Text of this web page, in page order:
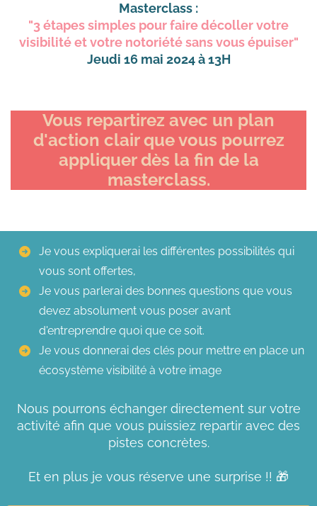
Masterclass :
"3 étapes simples pour faire décoller votre
visibilité et votre notoriété sans vous épuiser"
Jeudi 16 mai 2024 à 13H
Vous repartirez avec un plan
d'action clair que vous pourrez
appliquer dès la fin de la
masterclass.
Je vous expliquerai les différentes possibilités qui
vous sont offertes,
Je vous parlerai des bonnes questions que vous
devez absolument vous poser avant
d'entreprendre quoi que ce soit.
Je vous donnerai des clés pour mettre en place un
écosystème visibilité à votre image
Nous pourrons échanger directement sur votre
activité afin que vous puissiez repartir avec des
pistes concrètes.
Et en plus je vous réserve une surprise !! 🎁